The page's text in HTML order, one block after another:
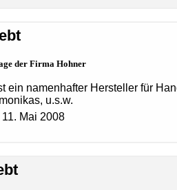
der Firma Hohner
ein namenhafter Hersteller für
u.s.w.
Mai 2008